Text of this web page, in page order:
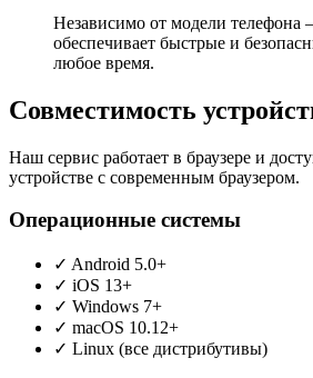
Независимо от модели
обеспечивает быстрые и
любое время.
Совместимость
Наш сервис работает в браузере и
устройстве с современным браузером.
Операционные системы
✓ Android 5.0+
✓ iOS 13+
✓ Windows 7+
✓ macOS 10.12+
✓ Linux (все дистрибутивы)